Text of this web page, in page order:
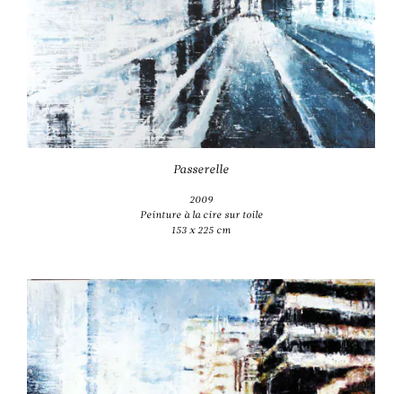
Passerelle
2009
Peinture à la cire sur toile
153 x 225 cm